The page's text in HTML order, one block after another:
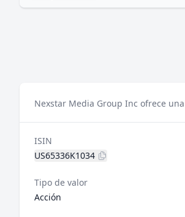
Nexstar Media Group Inc ofrece
ISIN
US65336K1034
Tipo de valor
Acción